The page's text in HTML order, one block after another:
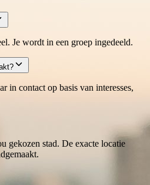
Je wordt in een groep ingedeeld.
in contact op basis van interesses,
gekozen stad. De exacte locatie